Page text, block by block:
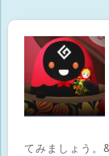
てみましょう